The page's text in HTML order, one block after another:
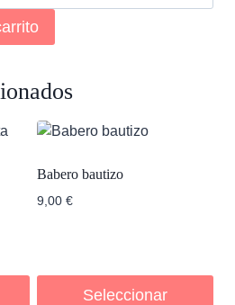
Babero bautizo
9,00 €
Seleccionar